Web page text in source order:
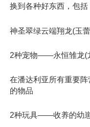
换到各种好东西，包括
神圣翠绿云端翔龙(玉
2种宠物——永恒雏龙(
在潘达利亚所有重要
的物品
2种玩具——收养的幼